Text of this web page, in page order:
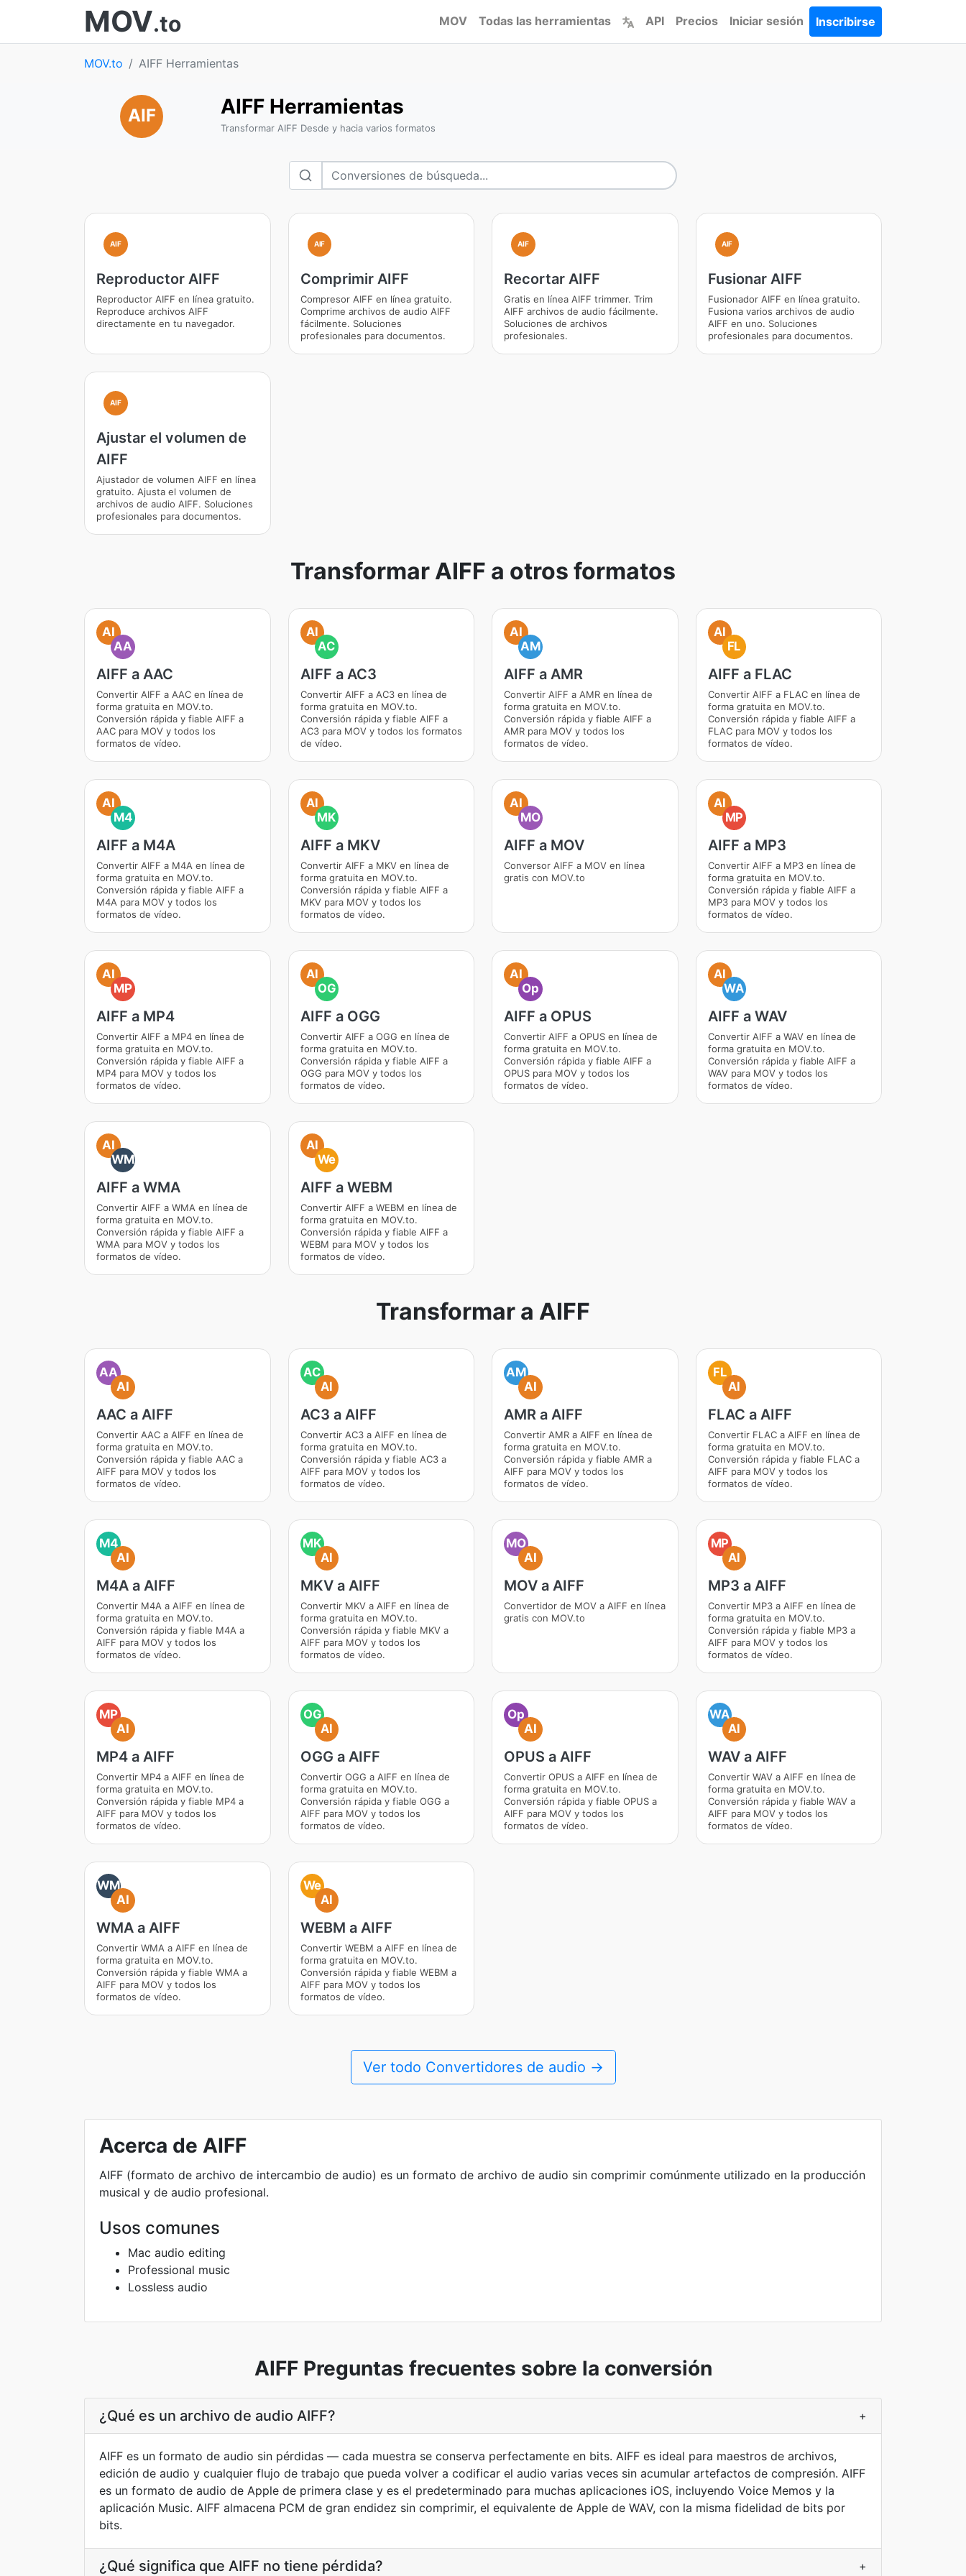
MOV.to MOV Todas las herramientas API Precios Iniciar sesión Inscribirse
MOV.to AIFF Herramientas
AIF AIFF Herramientas
Transformar AIFF Desde y hacia varios formatos
AIF
Reproductor AIFF
Reproductor AIFF en línea gratuito.
Reproduce archivos AIFF
directamente en tu navegador.
AIF
Comprimir AIFF
Compresor AIFF en línea gratuito.
Comprime archivos de audio AIFF
fácilmente. Soluciones
profesionales para documentos.
AIF
Recortar AIFF
Gratis en línea AIFF trimmer. Trim
AIFF archivos de audio fácilmente.
Soluciones de archivos
profesionales.
AIF
Fusionar AIFF
Fusionador AIFF en línea gratuito.
Fusiona varios archivos de audio
AIFF en uno. Soluciones
profesionales para documentos.
AIF
Ajustar el volumen de
AIFF
Ajustador de volumen AIFF en línea
gratuito. Ajusta el volumen de
archivos de audio AIFF. Soluciones
profesionales para documentos.
Transformar AIFF a otros formatos
AI
AA
AIFF a AAC
Convertir AIFF a AAC en línea de
forma gratuita en MOV.to.
Conversión rápida y fiable AIFF a
AAC para MOV y todos los
formatos de vídeo.
AI
AC
AIFF a AC3
Convertir AIFF a AC3 en línea de
forma gratuita en MOV.to.
Conversión rápida y fiable AIFF a
AC3 para MOV y todos los formatos
de vídeo.
AI
AM
AIFF a AMR
Convertir AIFF a AMR en línea de
forma gratuita en MOV.to.
Conversión rápida y fiable AIFF a
AMR para MOV y todos los
formatos de vídeo.
AI
FL
AIFF a FLAC
Convertir AIFF a FLAC en línea de
forma gratuita en MOV.to.
Conversión rápida y fiable AIFF a
FLAC para MOV y todos los
formatos de vídeo.
AI
M4
AIFF a M4A
Convertir AIFF a M4A en línea de
forma gratuita en MOV.to.
Conversión rápida y fiable AIFF a
M4A para MOV y todos los
formatos de vídeo.
AI
MK
AIFF a MKV
Convertir AIFF a MKV en línea de
forma gratuita en MOV.to.
Conversión rápida y fiable AIFF a
MKV para MOV y todos los
formatos de vídeo.
AI
MO
AIFF a MOV
Conversor AIFF a MOV en línea
gratis con MOV.to
AI
MP
AIFF a MP3
Convertir AIFF a MP3 en línea de
forma gratuita en MOV.to.
Conversión rápida y fiable AIFF a
MP3 para MOV y todos los
formatos de vídeo.
AI
MP
AIFF a MP4
Convertir AIFF a MP4 en línea de
forma gratuita en MOV.to.
Conversión rápida y fiable AIFF a
MP4 para MOV y todos los
formatos de vídeo.
AI
OG
AIFF a OGG
Convertir AIFF a OGG en línea de
forma gratuita en MOV.to.
Conversión rápida y fiable AIFF a
OGG para MOV y todos los
formatos de vídeo.
AI
Op
AIFF a OPUS
Convertir AIFF a OPUS en línea de
forma gratuita en MOV.to.
Conversión rápida y fiable AIFF a
OPUS para MOV y todos los
formatos de vídeo.
AI
WA
AIFF a WAV
Convertir AIFF a WAV en línea de
forma gratuita en MOV.to.
Conversión rápida y fiable AIFF a
WAV para MOV y todos los
formatos de vídeo.
AI
WM
AIFF a WMA
Convertir AIFF a WMA en línea de
forma gratuita en MOV.to.
Conversión rápida y fiable AIFF a
WMA para MOV y todos los
formatos de vídeo.
AI
We
AIFF a WEBM
Convertir AIFF a WEBM en línea de
forma gratuita en MOV.to.
Conversión rápida y fiable AIFF a
WEBM para MOV y todos los
formatos de vídeo.
Transformar a AIFF
AA
AI
AAC a AIFF
Convertir AAC a AIFF en línea de
forma gratuita en MOV.to.
Conversión rápida y fiable AAC a
AIFF para MOV y todos los
formatos de vídeo.
AC
AI
AC3 a AIFF
Convertir AC3 a AIFF en línea de
forma gratuita en MOV.to.
Conversión rápida y fiable AC3 a
AIFF para MOV y todos los
formatos de vídeo.
AM
AI
AMR a AIFF
Convertir AMR a AIFF en línea de
forma gratuita en MOV.to.
Conversión rápida y fiable AMR a
AIFF para MOV y todos los
formatos de vídeo.
FL
AI
FLAC a AIFF
Convertir FLAC a AIFF en línea de
forma gratuita en MOV.to.
Conversión rápida y fiable FLAC a
AIFF para MOV y todos los
formatos de vídeo.
M4
AI
M4A a AIFF
Convertir M4A a AIFF en línea de
forma gratuita en MOV.to.
Conversión rápida y fiable M4A a
AIFF para MOV y todos los
formatos de vídeo.
MK
AI
MKV a AIFF
Convertir MKV a AIFF en línea de
forma gratuita en MOV.to.
Conversión rápida y fiable MKV a
AIFF para MOV y todos los
formatos de vídeo.
MO
AI
MOV a AIFF
Convertidor de MOV a AIFF en línea
gratis con MOV.to
MP
AI
MP3 a AIFF
Convertir MP3 a AIFF en línea de
forma gratuita en MOV.to.
Conversión rápida y fiable MP3 a
AIFF para MOV y todos los
formatos de vídeo.
MP
AI
MP4 a AIFF
Convertir MP4 a AIFF en línea de
forma gratuita en MOV.to.
Conversión rápida y fiable MP4 a
AIFF para MOV y todos los
formatos de vídeo.
OG
AI
OGG a AIFF
Convertir OGG a AIFF en línea de
forma gratuita en MOV.to.
Conversión rápida y fiable OGG a
AIFF para MOV y todos los
formatos de vídeo.
Op
AI
OPUS a AIFF
Convertir OPUS a AIFF en línea de
forma gratuita en MOV.to.
Conversión rápida y fiable OPUS a
AIFF para MOV y todos los
formatos de vídeo.
WA
AI
WAV a AIFF
Convertir WAV a AIFF en línea de
forma gratuita en MOV.to.
Conversión rápida y fiable WAV a
AIFF para MOV y todos los
formatos de vídeo.
WM
AI
WMA a AIFF
Convertir WMA a AIFF en línea de
forma gratuita en MOV.to.
Conversión rápida y fiable WMA a
AIFF para MOV y todos los
formatos de vídeo.
We
AI
WEBM a AIFF
Convertir WEBM a AIFF en línea de
forma gratuita en MOV.to.
Conversión rápida y fiable WEBM a
AIFF para MOV y todos los
formatos de vídeo.
Ver todo Convertidores de audio →
Acerca de AIFF
AIFF (formato de archivo de intercambio de audio) es un formato de archivo de audio sin comprimir comúnmente utilizado en la producción
musical y de audio profesional.
Usos comunes
Mac audio editing
Professional music
Lossless audio
AIFF Preguntas frecuentes sobre la conversión
¿Qué es un archivo de audio AIFF? +
AIFF es un formato de audio sin pérdidas — cada muestra se conserva perfectamente en bits. AIFF es ideal para maestros de archivos,
edición de audio y cualquier flujo de trabajo que pueda volver a codificar el audio varias veces sin acumular artefactos de compresión. AIFF
es un formato de audio de Apple de primera clase y es el predeterminado para muchas aplicaciones iOS, incluyendo Voice Memos y la
aplicación Music. AIFF almacena PCM de gran endidez sin comprimir, el equivalente de Apple de WAV, con la misma fidelidad de bits por
bits.
¿Qué significa que AIFF no tiene pérdida? +